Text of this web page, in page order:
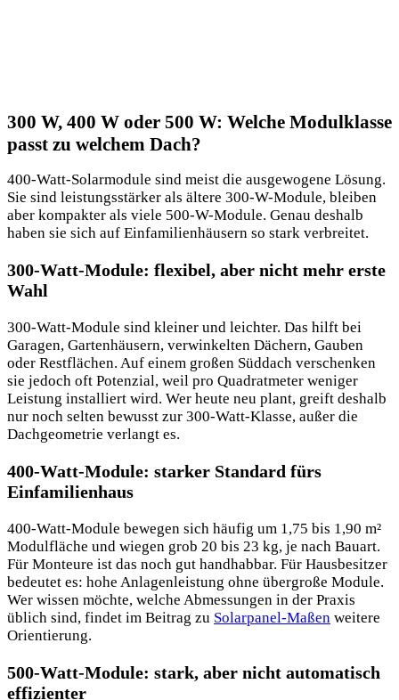
300 W, 400 W oder 500 W: Welche Modulklasse
passt zu welchem Dach?
400-Watt-Solarmodule sind meist die ausgewogene Lösung.
Sie sind leistungsstärker als ältere 300-W-Module, bleiben
aber kompakter als viele 500-W-Module. Genau deshalb
haben sie sich auf Einfamilienhäusern so stark verbreitet.
300-Watt-Module: flexibel, aber nicht mehr erste
Wahl
300-Watt-Module sind kleiner und leichter. Das hilft bei
Garagen, Gartenhäusern, verwinkelten Dächern, Gauben
oder Restflächen. Auf einem großen Süddach verschenken
sie jedoch oft Potenzial, weil pro Quadratmeter weniger
Leistung installiert wird. Wer heute neu plant, greift deshalb
nur noch selten bewusst zur 300-Watt-Klasse, außer die
Dachgeometrie verlangt es.
400-Watt-Module: starker Standard fürs
Einfamilienhaus
400-Watt-Module bewegen sich häufig um 1,75 bis 1,90 m²
Modulfläche und wiegen grob 20 bis 23 kg, je nach Bauart.
Für Monteure ist das noch gut handhabbar. Für Hausbesitzer
bedeutet es: hohe Anlagenleistung ohne übergroße Module.
Wer wissen möchte, welche Abmessungen in der Praxis
üblich sind, findet im Beitrag zu Solarpanel-Maßen weitere
Orientierung.
500-Watt-Module: stark, aber nicht automatisch
effizienter